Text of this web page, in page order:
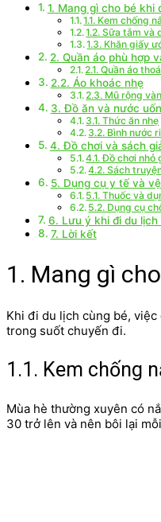
1. Mang gì cho bé khi
1.1. Kem chống
1.2. Sữa tắm và
1.3. Khăn giấy
2. Quần áo phù hợp
2.1. Quần áo
2.2. Áo khoác nhẹ
2.3. Mũ rộng
3. Đồ ăn và nước
3.1. Thức ăn nhẹ
3.2. Bình nước
4. Đồ chơi và sách
4.1. Đồ chơi nhỏ
4.2. Sách
5. Dụng cụ y tế và
5.1. Thuốc và
5.2. Dụng cụ
6. Lưu ý khi đi du lịch
7. Lời kết
1. Mang gì
Khi đi du lịch cùng bé,
trong suốt chuyến đi.
1.1. Kem chống
Mùa hè thường xuyên có
30 trở lên và nên bôi lại